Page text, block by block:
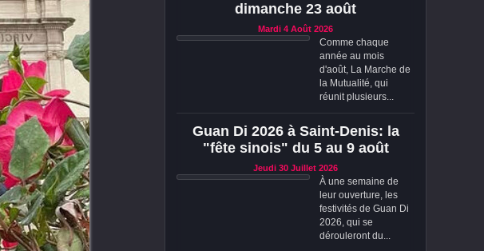
dimanche 23 août
Mardi 4 Août 2026
Comme chaque
année au mois
d'août, La Marche de
la Mutualité, qui
réunit plusieurs...
Guan Di 2026 à Saint-Denis: la
"fête sinois" du 5 au 9 août
Jeudi 30 Juillet 2026
À une semaine de
leur ouverture, les
festivités de Guan Di
2026, qui se
dérouleront du...